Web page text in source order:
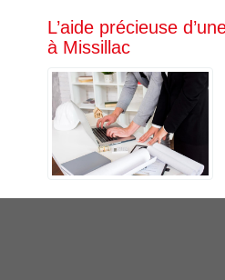
L’aide précieuse
à Missillac